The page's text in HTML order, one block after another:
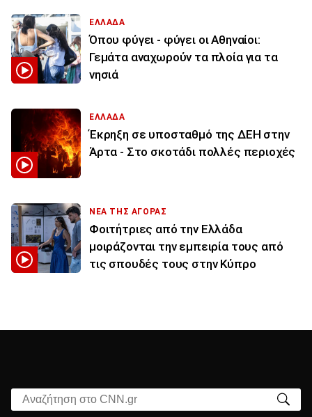
ΕΛΛΑΔΑ
Όπου φύγει - φύγει οι Αθηναίοι:
Γεμάτα αναχωρούν τα πλοία για τα
νησιά
ΕΛΛΑΔΑ
Έκρηξη σε υποσταθμό της ΔΕΗ στην
Άρτα - Στο σκοτάδι πολλές περιοχές
ΝΕΑ ΤΗΣ ΑΓΟΡΑΣ
Φοιτήτριες από την Ελλάδα
μοιράζονται την εμπειρία τους από
τις σπουδές τους στην Κύπρο
Αναζήτηση στο CNN.gr